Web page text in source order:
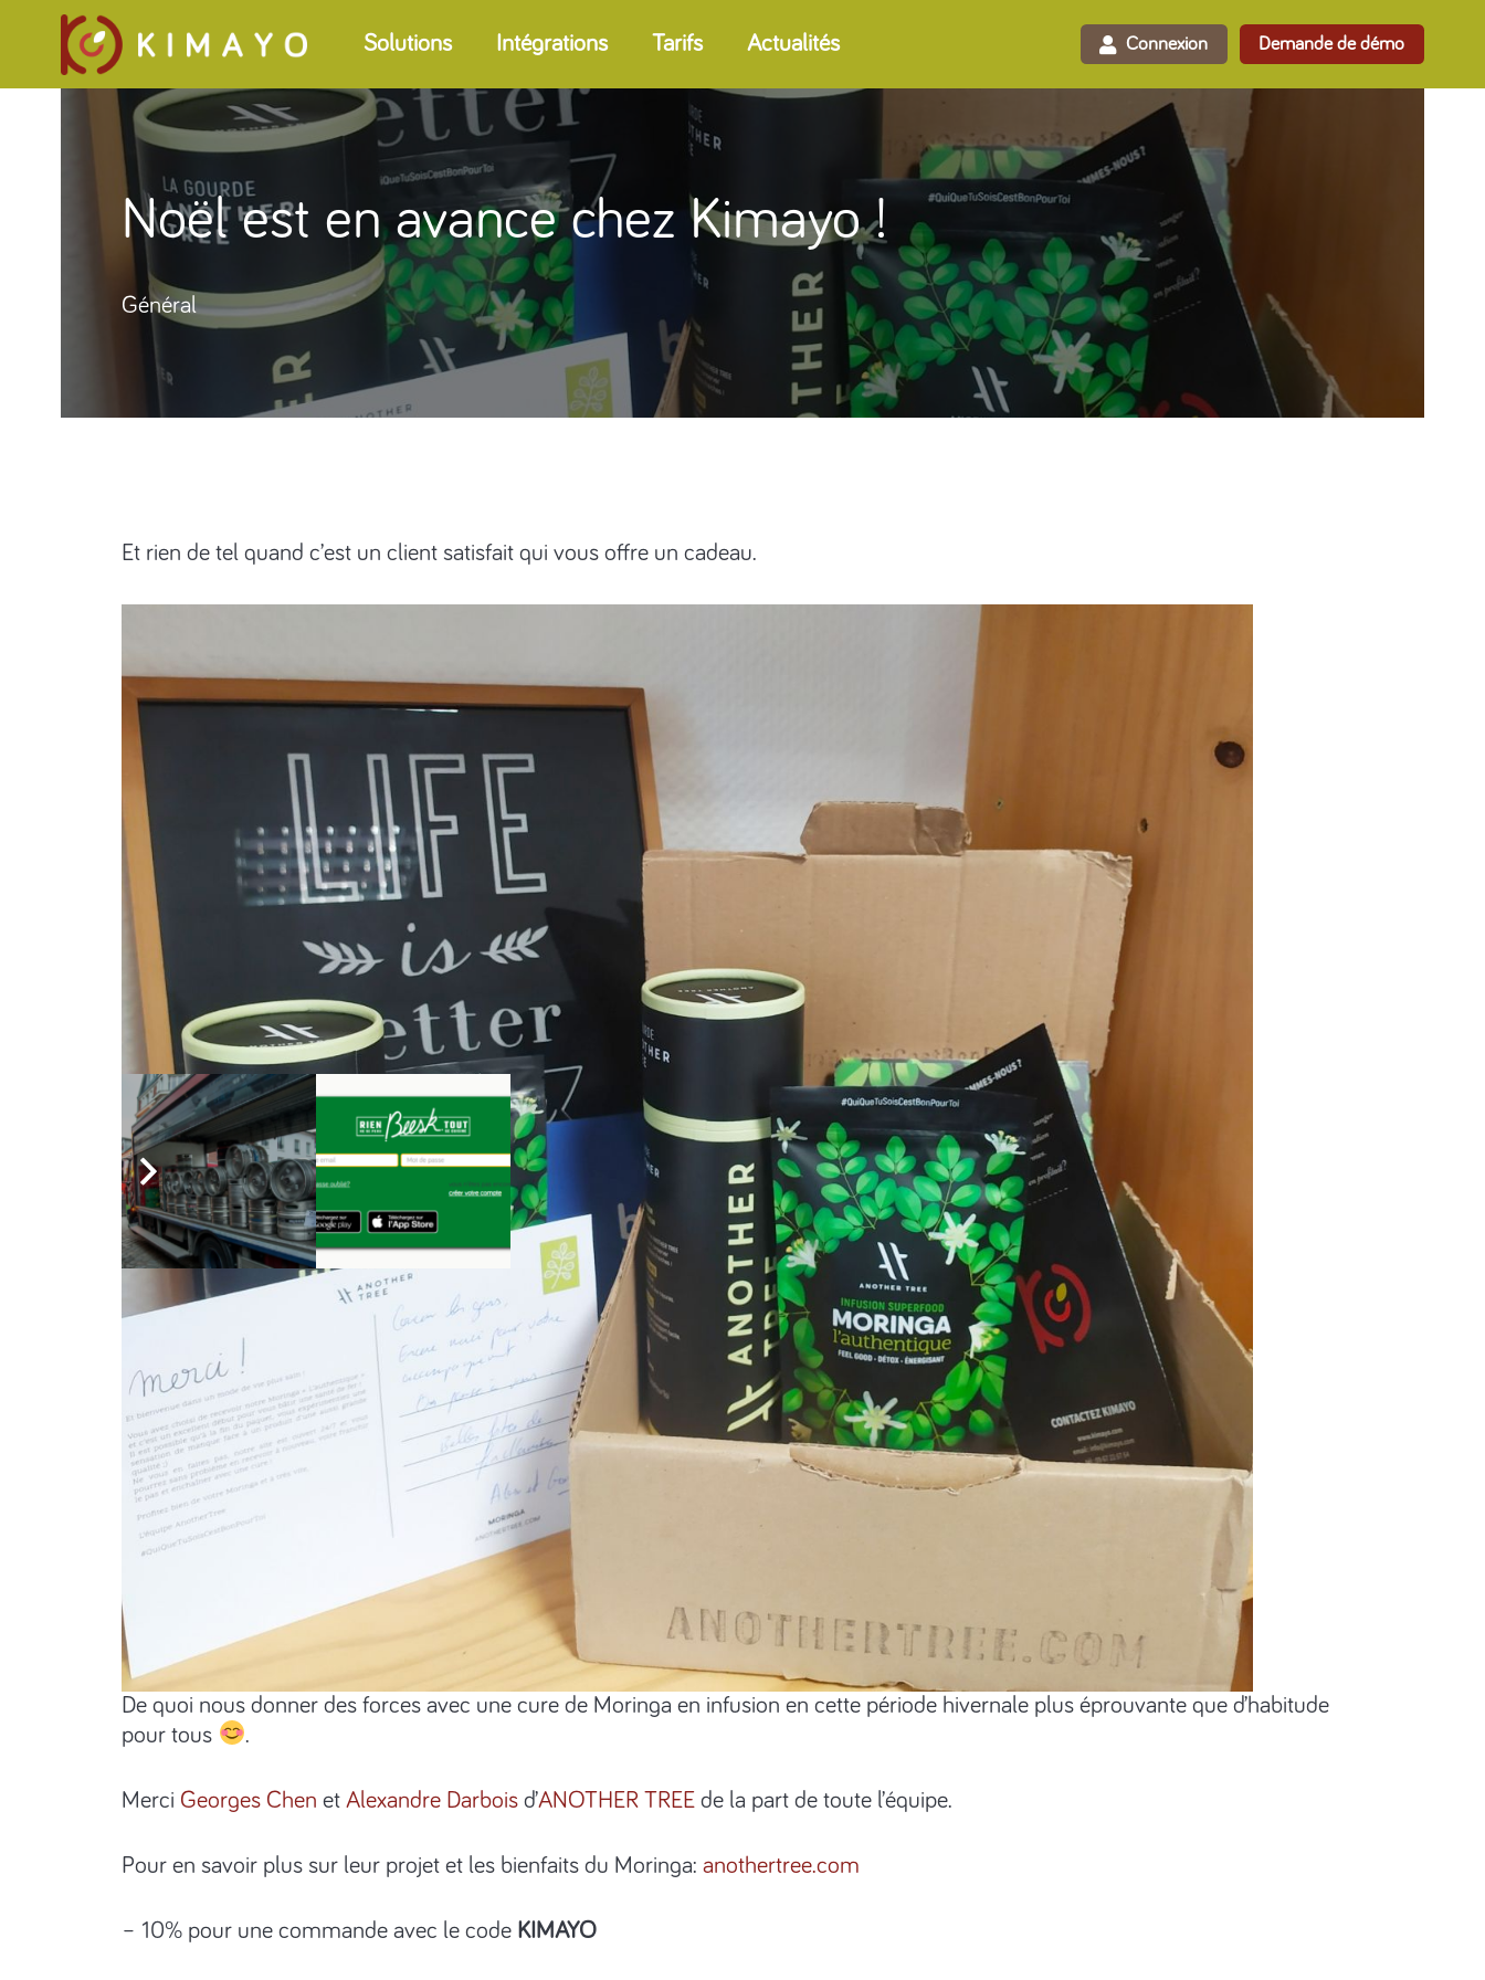
Solutions Intégrations Tarifs Actualités Connexion Demande de démo
Noël est en avance chez Kimayo !
Général
Et rien de tel quand c’est un client satisfait qui vous offre un cadeau.
De quoi nous donner des forces avec une cure de Moringa en infusion en cette période hivernale plus éprouvante que d’habitude
pour tous
.
Merci Georges Chen et Alexandre Darbois d’ANOTHER TREE de la part de toute l’équipe.
Pour en savoir plus sur leur projet et les bienfaits du Moringa: anothertree.com
– 10% pour une commande avec le code KIMAYO